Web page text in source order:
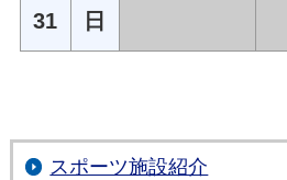
31 日
スポーツ施設紹介